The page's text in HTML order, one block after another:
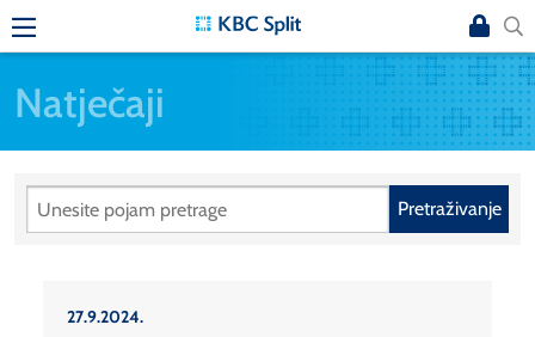
Natječaji
Pretraživanje
27.9.2024.